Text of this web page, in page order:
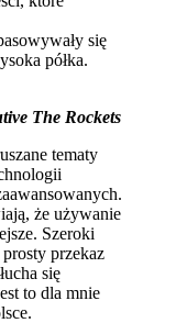
się
półka.
The Rockets
tematy
że używanie
Szeroki
przekaz
się
to dla mnie